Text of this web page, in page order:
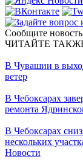
Сообщите новость
ЧИТАЙТЕ
В Чувашии в
ветер
В Чебоксарах
ремонта
В Чебоксарах
нескольких
Новости